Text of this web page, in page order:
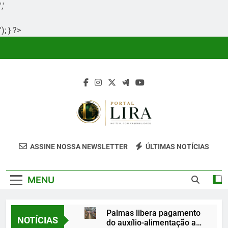
','
'); } ?>
Portal Lira
Portal Lira É Um Site Informativo
Clareza, Responsabilidade E Uma Boa
ASSINE NOSSA NEWSLETTER ÚLTIMAS NOTÍCIAS
MENU
NOTÍCIAS
Palmas libera pagamento
do auxílio-alimentação a